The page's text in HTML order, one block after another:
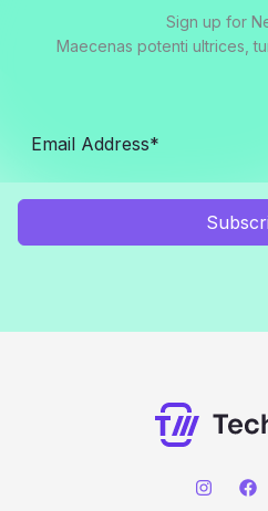
Sign up for
Maecenas potenti ultrices,